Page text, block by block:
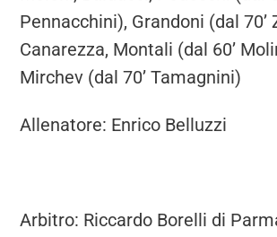
Pennacchini), Grandoni (dal 70’
Canarezza, Montali (dal 60’
Mirchev (dal 70’ Tamagnini)
Allenatore: Enrico Belluzzi
Arbitro: Riccardo Borelli di